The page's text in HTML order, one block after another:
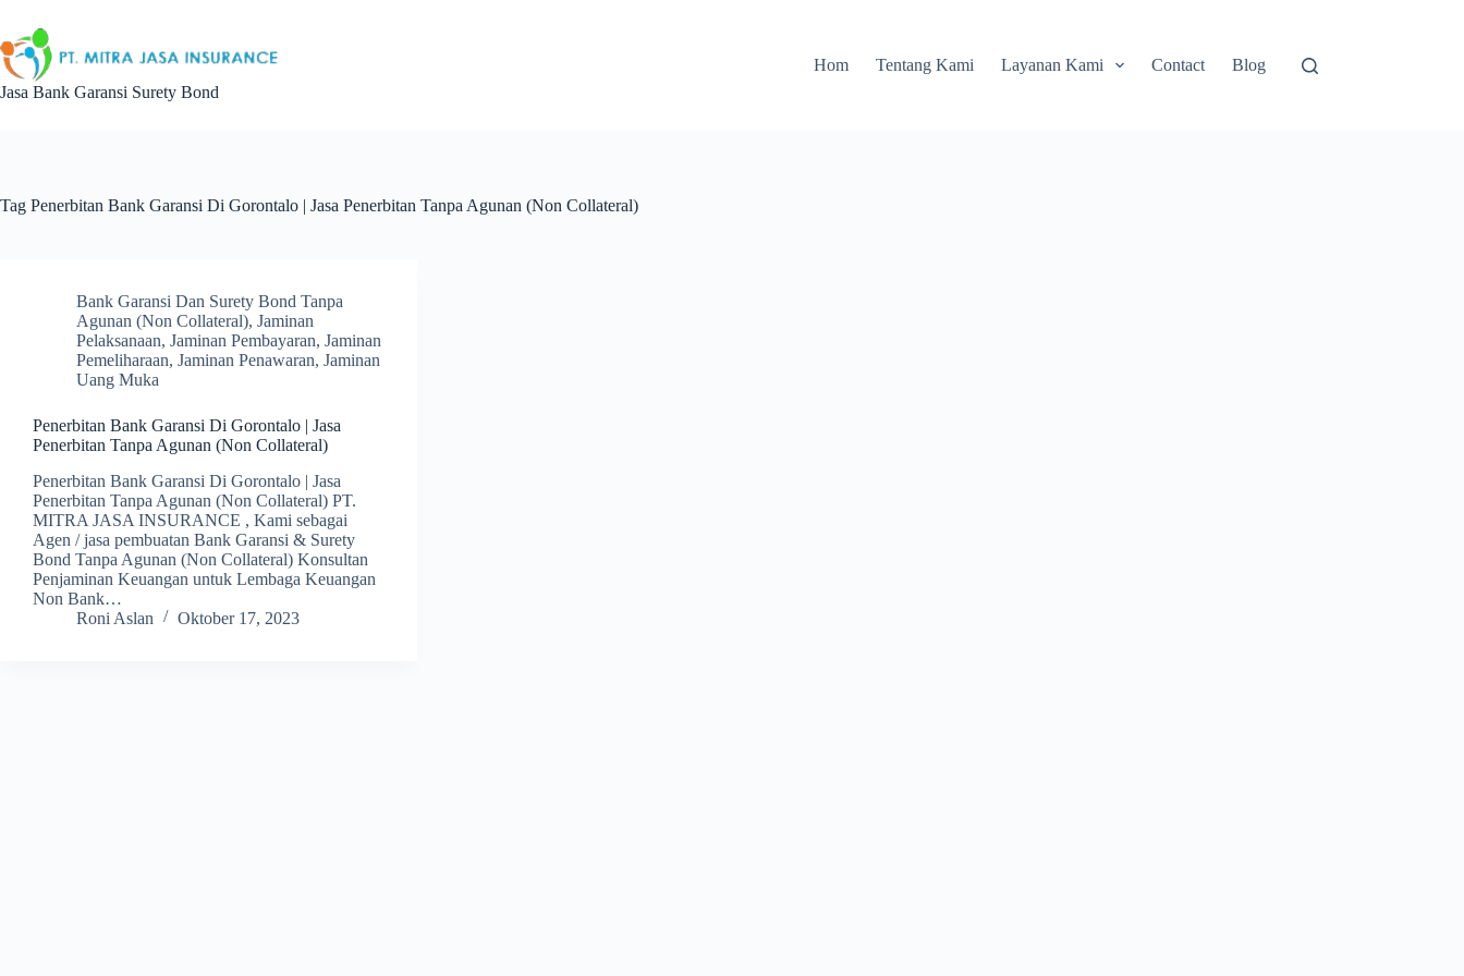
content
Jasa Bank Garansi Surety Bond
Hom Tentang Kami Layanan Kami Contact Blog
Tag Penerbitan Bank Garansi Di Gorontalo | Jasa Penerbitan Tanpa Agunan (Non Collateral)
Bank Garansi Dan Surety Bond Tanpa
Agunan (Non Collateral), Jaminan
Pelaksanaan, Jaminan Pembayaran, Jaminan
Pemeliharaan, Jaminan Penawaran, Jaminan
Uang Muka
Penerbitan Bank Garansi Di Gorontalo | Jasa
Penerbitan Tanpa Agunan (Non Collateral)
Penerbitan Bank Garansi Di Gorontalo | Jasa
Penerbitan Tanpa Agunan (Non Collateral) PT.
MITRA JASA INSURANCE , Kami sebagai
Agen / jasa pembuatan Bank Garansi & Surety
Bond Tanpa Agunan (Non Collateral) Konsultan
Penjaminan Keuangan untuk Lembaga Keuangan
Non Bank…
Roni Aslan
Oktober 17, 2023